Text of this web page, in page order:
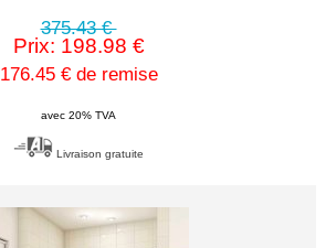
375.43 €
Prix: 198.98 €
176.45 € de remise
avec 20% TVA
Livraison gratuite